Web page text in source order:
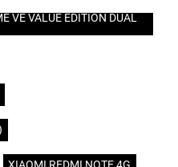
VE VALUE EDITION DUAL